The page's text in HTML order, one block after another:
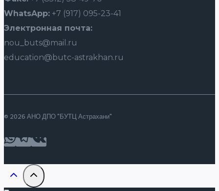
WhatsApp: +7 (917) 095-23-41
Электронная почта:
nou_buts@mail.ru
education@butc-astrakhan.ru
© 2026 АНО ДПО "БУТЦ Астрахани"